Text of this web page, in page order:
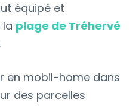
équipé et
la plage de Tréhervé
en mobil-home dans
des parcelles